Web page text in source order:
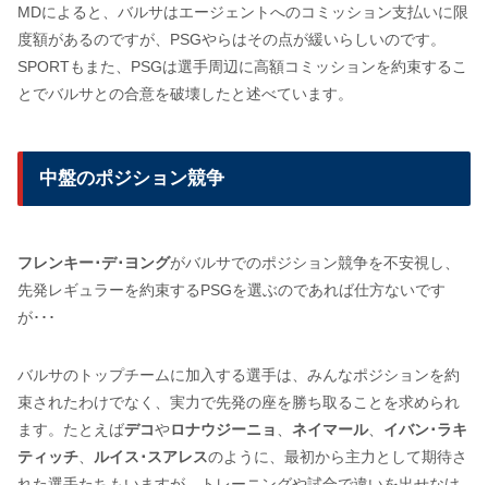
MDによると、バルサはエージェントへのコミッション支払いに限
度額があるのですが、PSGやらはその点が緩いらしいのです。
SPORTもまた、PSGは選手周辺に高額コミッションを約束するこ
とでバルサとの合意を破壊したと述べています。
中盤のポジション競争
フレンキー･デ･ヨングがバルサでのポジション競争を不安視し、
先発レギュラーを約束するPSGを選ぶのであれば仕方ないです
が･･･
バルサのトップチームに加入する選手は、みんなポジションを約
束されたわけでなく、実力で先発の座を勝ち取ることを求められ
ます。たとえばデコやロナウジーニョ ネイマール、 イバン･ラキ
ティッチ
ルイス･スアレスのように、最初から主力として期待さ